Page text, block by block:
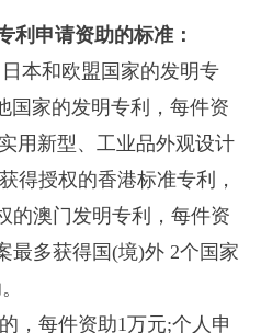
利申请资助的标准：
本和欧盟国家的发明专
国家的发明专利，每件资
用新型、工业品外观设计
得授权的香港标准专利，
的澳门发明专利，每件资
最多获得国(境)外 2个国家
，每件资助1万元;个人申